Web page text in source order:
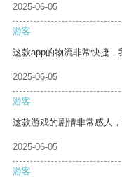
2025-06-05
游客
这款app的物流非常快捷，
2025-06-05
游客
这款游戏的剧情非常感人
2025-06-05
游客